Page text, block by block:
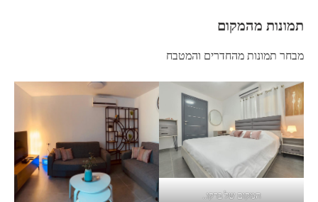
תמונות מהמקום
מבחר תמונות מהחדרים והמטבח
המקום של ברקו..